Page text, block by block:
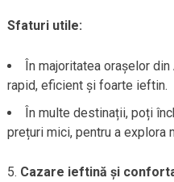
Sfaturi utile:
În majoritatea orașelor
rapid, eficient și foarte ieftin.
În multe destinații, poți
prețuri mici, pentru a explora
Cazare ieftină și